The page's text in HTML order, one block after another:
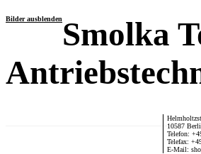
Bilder ausblendenSmolka
10587
Telefon:
Telefax:
E-Mail: